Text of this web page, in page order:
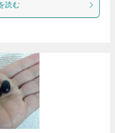
読む